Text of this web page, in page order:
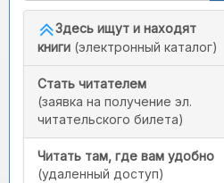
Здесь ищут и находят
книги (электронный каталог)
Стать читателем
(заявка на получение эл.
читательского билета)
Читать там, где вам удобно
(удаленный доступ)